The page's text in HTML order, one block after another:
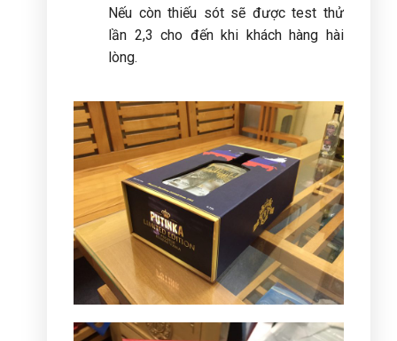
Nếu còn thiếu sót sẽ được test thử
lần 2,3 cho đến khi khách hàng hài
lòng.